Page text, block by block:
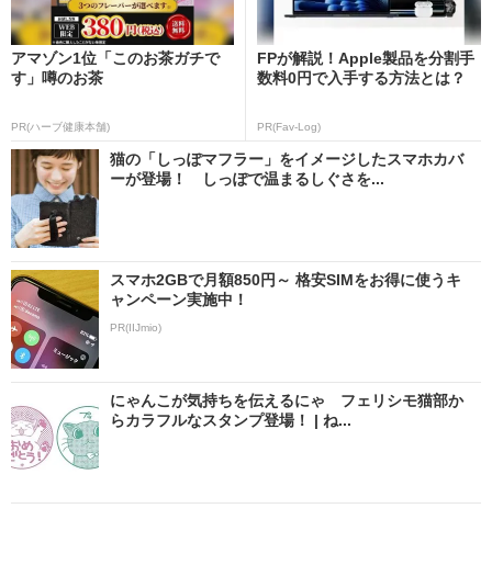
アマゾン1位「このお茶ガチで
す」噂のお茶
PR(ハーブ健康本舗)
FPが解説！Apple製品を分割手
数料0円で入手する方法とは？
PR(Fav-Log)
猫の「しっぽマフラー」をイメージしたスマホカバ
ーが登場！ しっぽで温まるしぐさを...
スマホ2GBで月額850円～ 格安SIMをお得に使うキ
ャンペーン実施中！
PR(IIJmio)
にゃんこが気持ちを伝えるにゃ フェリシモ猫部か
らカラフルなスタンプ登場！ | ね...